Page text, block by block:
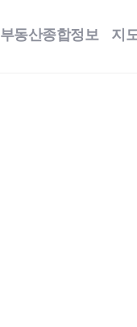
부동산종합정보 지